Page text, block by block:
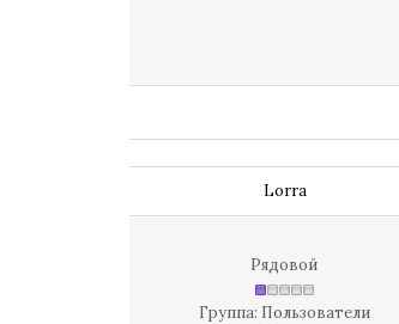
Lorra
Рядовой
Группа: Пользователи